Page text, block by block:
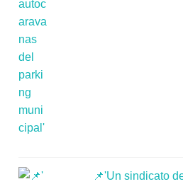
📌'Un sindicato